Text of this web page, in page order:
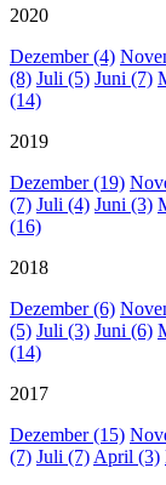
2020
Dezember (4)
(8) Juli (5) Juni (7)
(14)
2019
Dezember (19)
(7) Juli (4) Juni (3)
(16)
2018
Dezember (6)
(5) Juli (3) Juni (6)
(14)
2017
Dezember (15)
(7) Juli (7) April (3)